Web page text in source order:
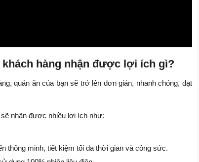
hàng nhận được lợi ích gì?
quán ăn của bạn sẽ trở lên đơn giản, nhanh chóng, đạt
nhận được nhiều lợi ích như:
thông minh, tiết kiệm tối đa thời gian và công sức.